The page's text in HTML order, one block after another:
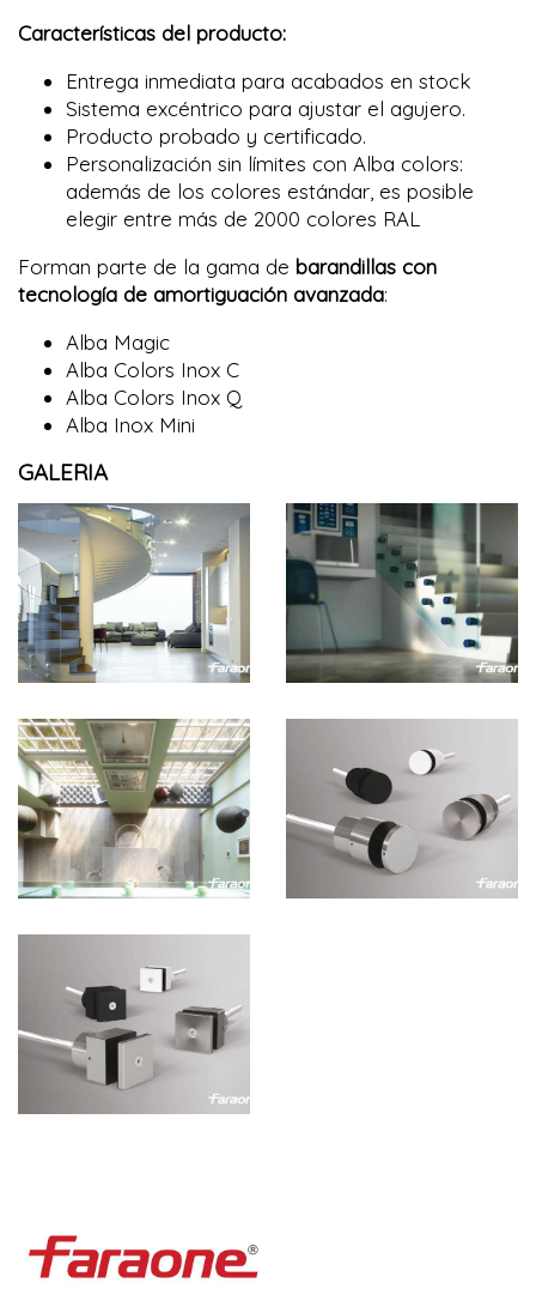
Características del producto:
Entrega inmediata para acabados en stock
Sistema excéntrico para ajustar el agujero.
Producto probado y certificado.
Personalización sin límites con Alba colors:
además de los colores estándar, es posible
elegir entre más de 2000 colores RAL
Forman parte de la gama de barandillas con
tecnología de amortiguación avanzada:
Alba Magic
Alba Colors Inox C
Alba Colors Inox Q
Alba Inox Mini
GALERIA